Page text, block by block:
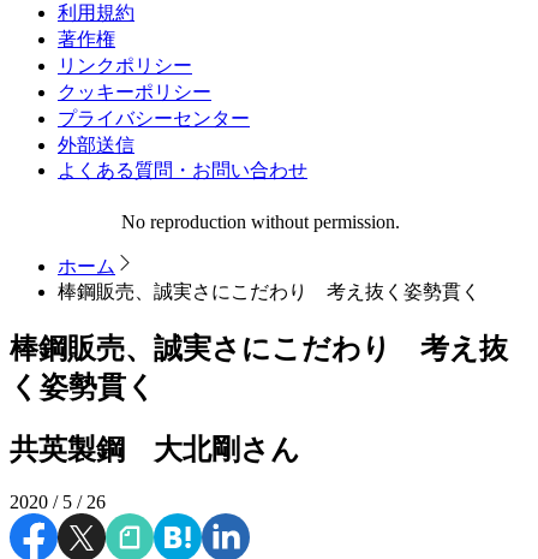
利用規約
著作権
リンクポリシー
クッキーポリシー
プライバシーセンター
外部送信
よくある質問・お問い合わせ
No reproduction without permission.
ホーム
棒鋼販売、誠実さにこだわり 考え抜く姿勢貫く
棒鋼販売、誠実さにこだわり 考え抜
く姿勢貫く
共英製鋼 大北剛さん
2020 / 5 / 26